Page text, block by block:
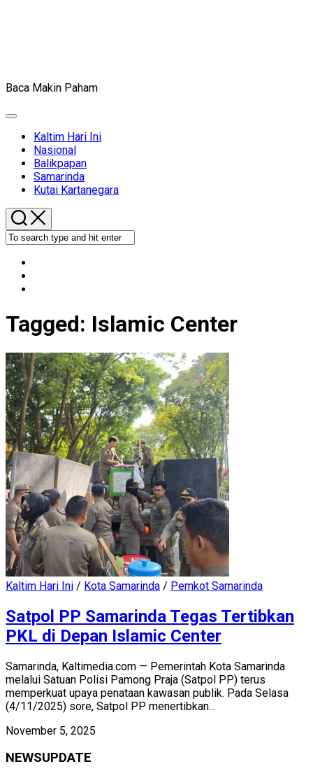
Baca Makin Paham
Expand
Kaltim Hari Ini
Nasional
Balikpapan
Samarinda
Kutai Kartanegara
Tagged: Islamic Center
Kaltim Hari Ini / Kota Samarinda / Pemkot Samarinda
Satpol PP Samarinda Tegas Tertibkan
PKL di Depan Islamic Center
Samarinda, Kaltimedia.com — Pemerintah Kota Samarinda
melalui Satuan Polisi Pamong Praja (Satpol PP) terus
memperkuat upaya penataan kawasan publik. Pada Selasa
(4/11/2025) sore, Satpol PP menertibkan...
November 5, 2025
NEWSUPDATE